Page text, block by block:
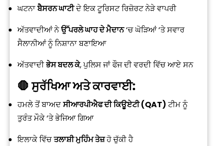
ਘਟਨਾਬੈਸਰਨ ਘਾਟੀਦੇ ਇਕ ਟੂਰਿਸਟ ਰਿਜ਼ੋਰਟ ਨੇੜੇ ਵਾਪਰੀ
ਅੱਤਵਾਦੀਆਂ ਨੇਉੱਪਰਲੇ ਘਾਹ ਦੇ ਮੈਦਾਨ‘ਚ ਘੋੜਿਆਂ ‘ਤੇ ਸਵਾਰ
ਸੈਲਾਨੀਆਂ ਨੂੰ ਨਿਸ਼ਾਨਾ ਬਣਾਇਆ
ਅੱਤਵਾਦੀਭੇਸ ਬਦਲ ਕੇ, ਪੁਲਿਸ ਜਾਂ ਫੌਜ ਦੀ ਵਰਦੀ ਵਿੱਚ ਆਏ ਸਨ
🛑 ਸੁਰੱਖਿਆ ਅਤੇ ਕਾਰਵਾਈ:
ਹਮਲੇ ਤੋਂ ਬਾਅਦਸੀਆਰਪੀਐਫ ਦੀ ਕਿਊਏਟੀ (QAT) ਟੀਮ ਨੂੰ
ਤੁਰੰਤ ਮੌਕੇ ‘ਤੇ ਭੇਜਿਆ ਗਿਆ
ਇਲਾਕੇ ਵਿੱਚਤਲਾਸ਼ੀ ਮੁਹਿੰਮ ਤੇਜ਼ਹੋ ਚੁੱਕੀ ਹੈ